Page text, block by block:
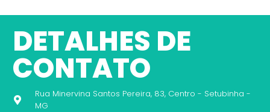
DETALHES DE
CONTATO
Rua Minervina Santos Pereira, 83, Centro - Setubinha -
MG